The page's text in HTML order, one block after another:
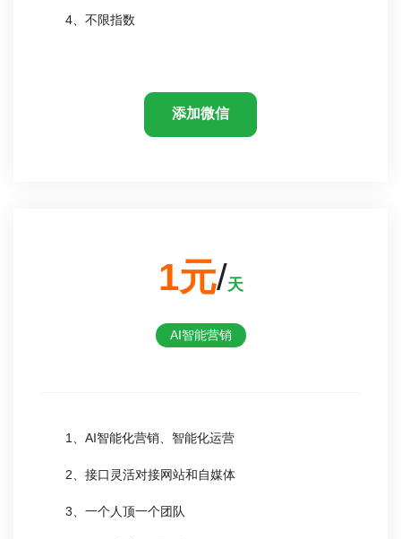
4、不限指数
添加微信
1元/天
AI智能营销
1、AI智能化营销、智能化运营
2、接口灵活对接网站和自媒体
3、一个人顶一个团队